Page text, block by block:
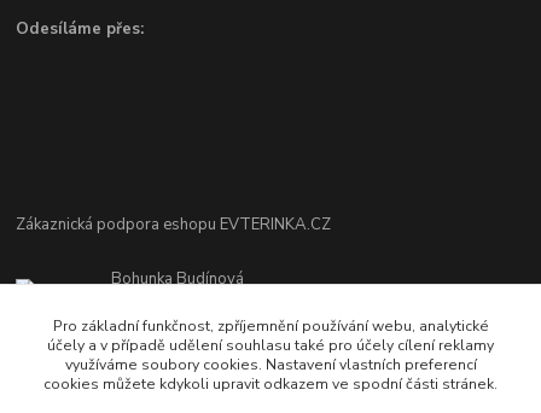
Odesíláme přes:
Zákaznická podpora eshopu EVTERINKA.CZ
Bohunka Budínová
(Po-Pá - 9:00-17:00hod, So 8:00-12:00hod)
obchod@evterinka.cz
Pro základní funkčnost, zpříjemnění používání webu, analytické
účely a v případě udělení souhlasu také pro účely cílení reklamy
využíváme soubory cookies. Nastavení vlastních preferencí
cookies můžete kdykoli upravit odkazem ve spodní části stránek.